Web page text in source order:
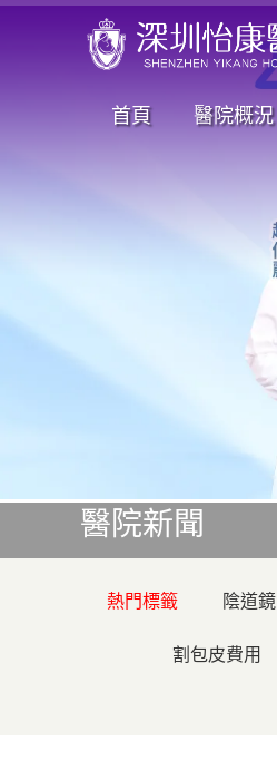
首頁 醫院概況
醫院新聞
熱門標籤 陰道鏡
割包皮費用